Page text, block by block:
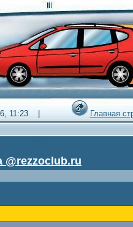
11:23 | Главная
@rezzoclub.ru